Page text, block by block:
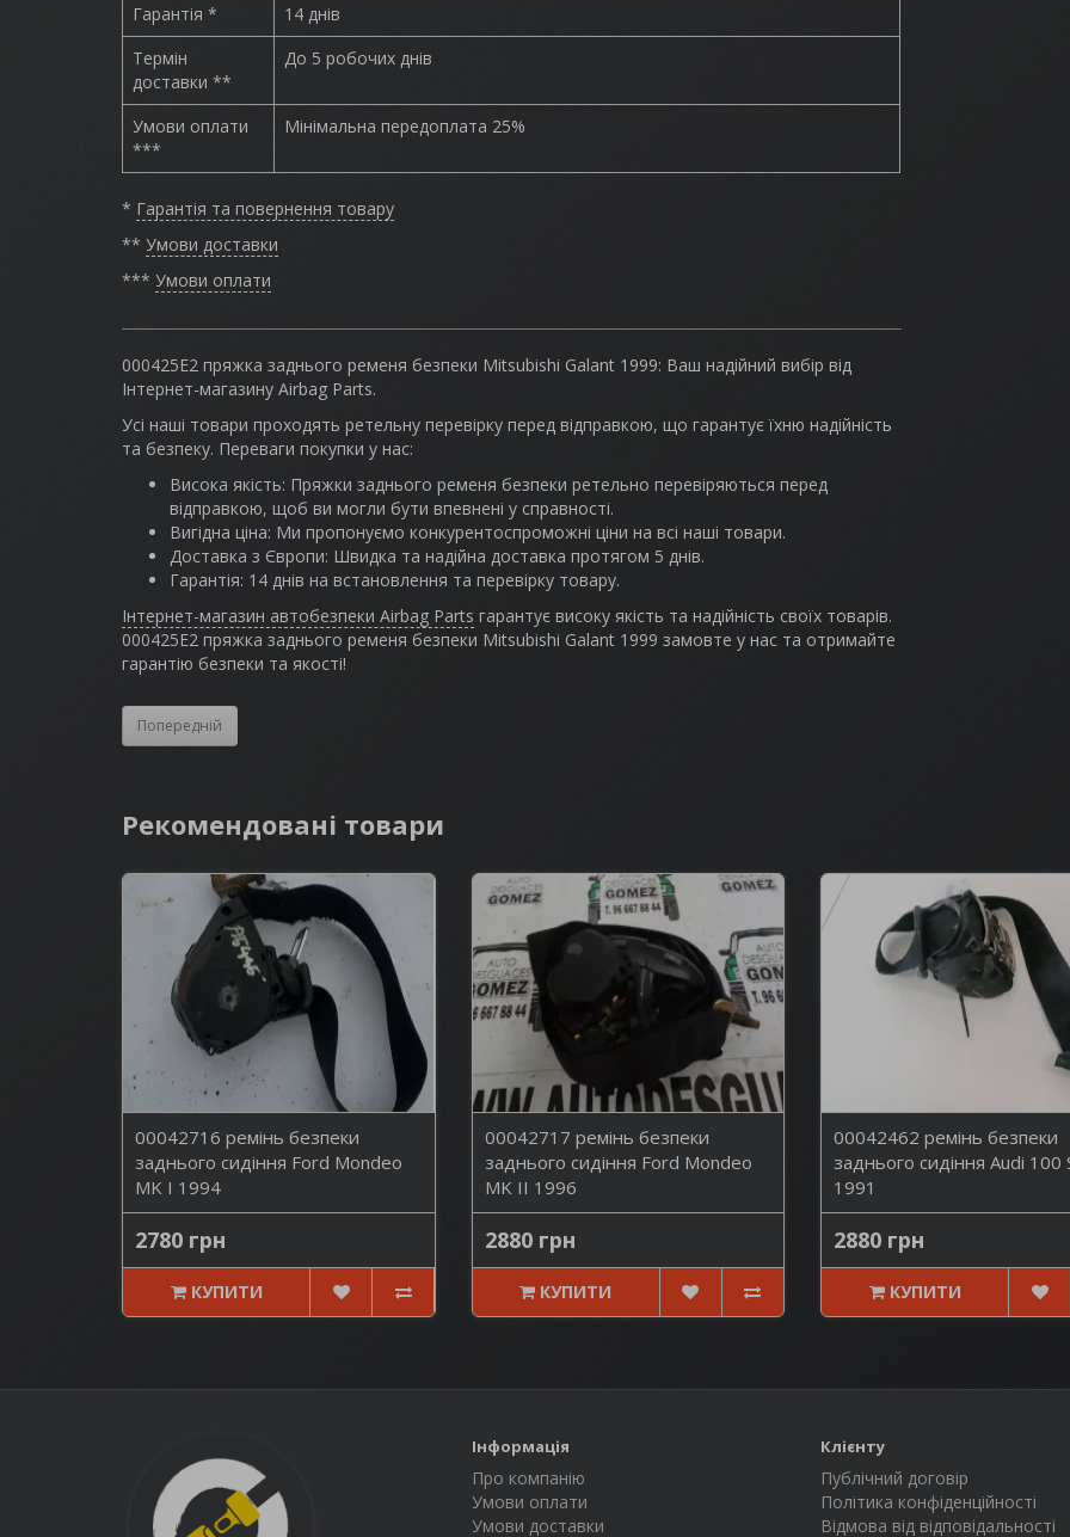
Гарантія *
14 днів
Термін
доставки **
До 5 робочих днів
Умови оплати
***
Мінімальна передоплата 25%
* Гарантія та повернення товару
** Умови доставки
*** Умови оплати
000425E2 пряжка заднього ременя безпеки Mitsubishi Galant 1999: Ваш надійний вибір від
Інтернет-магазину Airbag Parts.
Усі наші товари проходять ретельну перевірку перед відправкою, що гарантує їхню надійність
та безпеку. Переваги покупки у нас:
Висока якість: Пряжки заднього ременя безпеки ретельно перевіряються перед
відправкою, щоб ви могли бути впевнені у справності.
Вигідна ціна: Ми пропонуємо конкурентоспроможні ціни на всі наші товари.
Доставка з Європи: Швидка та надійна доставка протягом 5 днів.
Гарантія: 14 днів на встановлення та перевірку товару.
Інтернет-магазин автобезпеки Airbag Parts гарантує високу якість та надійність своїх товарів.
000425E2 пряжка заднього ременя безпеки Mitsubishi Galant 1999 замовте у нас та отримайте
гарантію безпеки та якості!
Попередній
Рекомендовані товари
00042716 ремінь безпеки
заднього сидіння Ford Mondeo
MK I 1994
2780 грн
КУПИТИ
00042717 ремінь безпеки
заднього сидіння Ford Mondeo
MK II 1996
2880 грн
КУПИТИ
00042462 ремінь безпеки
заднього сидіння Audi 100
1991
2880 грн
КУПИТИ
Інформація
Про компанію
Умови оплати
Умови доставки
Клієнту
Публічний договір
Політика конфіденційності
Відмова від відповідальності